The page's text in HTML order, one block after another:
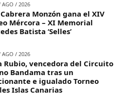
AGO / 2026
Cabrera Monzón gana el XIV
Mércora – XI Memorial
Batista ‘Selles’
AGO / 2026
Rubio, vencedora del Circuito
Bandama tras un
e igualado Torneo
Islas Canarias